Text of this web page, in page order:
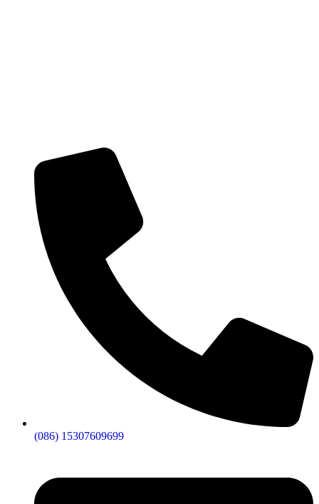
(086) 15307609699